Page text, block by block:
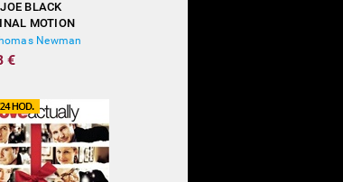
BLACK
MOTION
SOUNDTRACK)
Newman
€